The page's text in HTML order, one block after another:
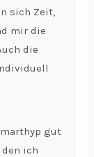
sich Zeit,
mir die
die
gut
ich